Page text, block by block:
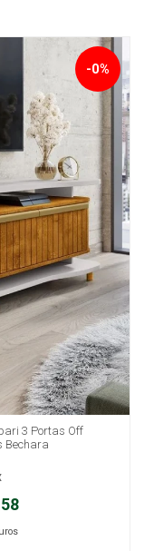
3 Portas Off
Bechara
-0%